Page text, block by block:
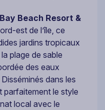
Beach Resort &
est de l’île, ce
jardins tropicaux
plage de sable
des eaux
dans les
parfaitement le style
local avec le